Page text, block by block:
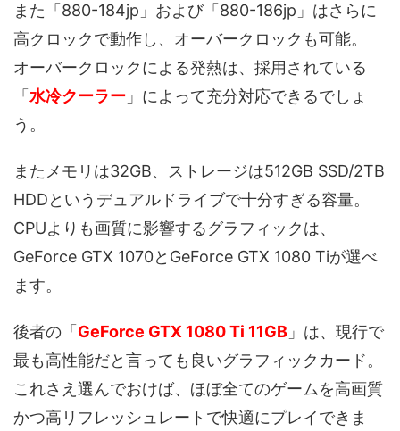
また「880-184jp」および「880-186jp」はさらに
高クロックで動作し、オーバークロックも可能。
オーバークロックによる発熱は、採用されている
「 水冷クーラー 」によって充分対応できるでしょ
う。
またメモリは32GB、ストレージは512GB SSD/2TB
HDDというデュアルドライブで十分すぎる容量。
CPUよりも画質に影響するグラフィックは、
GeForce GTX 1070とGeForce GTX 1080 Tiが選べ
ます。
後者の「 GeForce GTX 1080 Ti 11GB 」は、現行で
最も高性能だと言っても良いグラフィックカード。
これさえ選んでおけば、ほぼ全てのゲームを高画質
かつ高リフレッシュレートで快適にプレイできま